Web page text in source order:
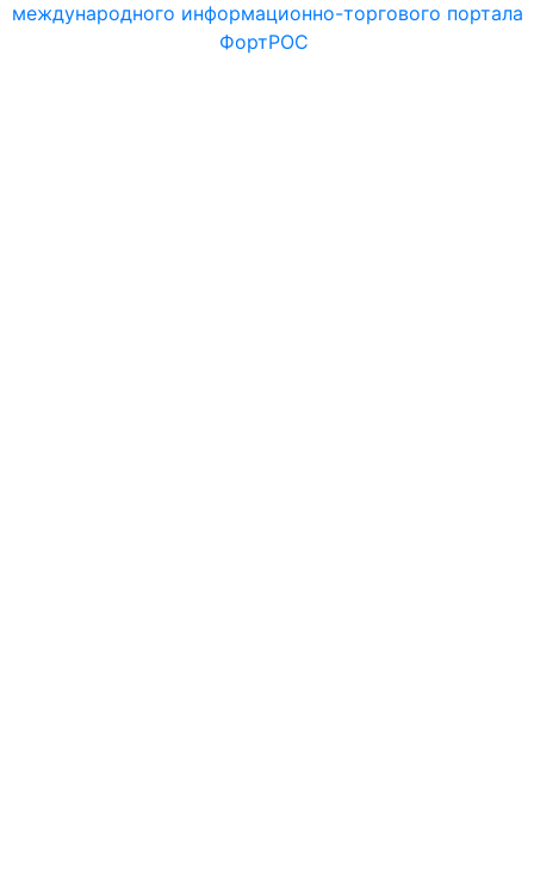
международного информационно-торгового портала
ФортРОС